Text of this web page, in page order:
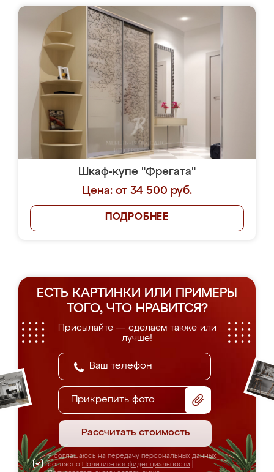
Шкаф-купе "Фрегата"
Цена: от 34 500 руб.
ПОДРОБНЕЕ
ЕСТЬ КАРТИНКИ ИЛИ ПРИМЕРЫ
ТОГО, ЧТО НРАВИТСЯ?
Присылайте — сделаем также или
лучше!
Прикрепить фото
Рассчитать стоимость
Я соглашаюсь на передачу персональных данных
согласно Политике конфиденциальности